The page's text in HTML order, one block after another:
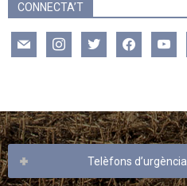
CONNECTA’T
mail instagramtwitter facebookyoutube
Telèfons d’urgència